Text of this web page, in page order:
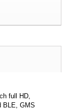
full HD,
BLE, GMS